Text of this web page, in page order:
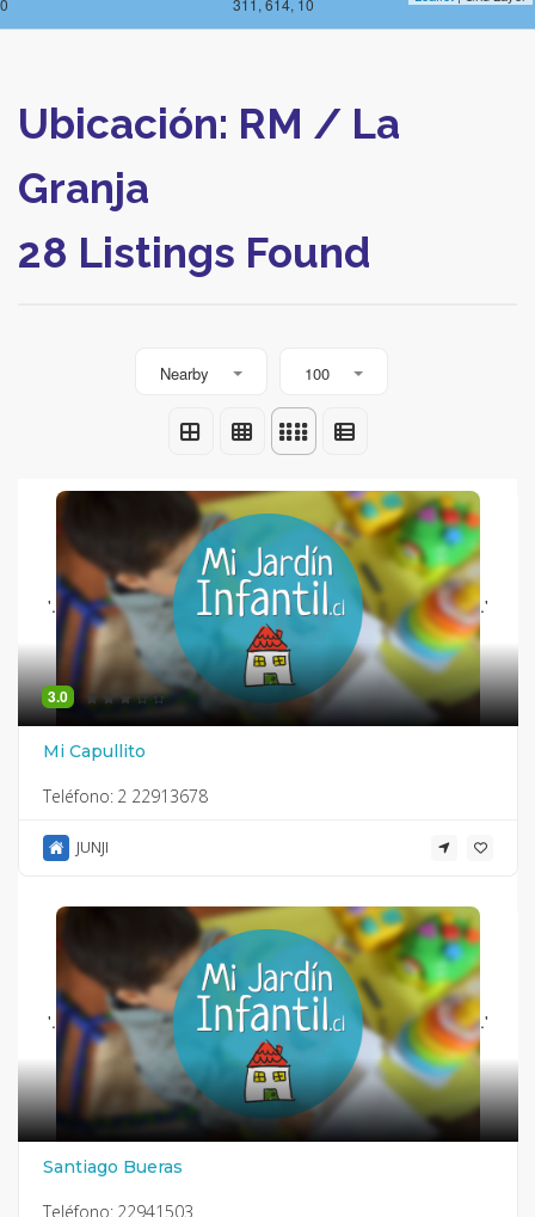
Ubicación: RM / La
Granja
28 Listings Found
Nearby 100
'. .'
3.0
Mi Capullito
Teléfono: 2 22913678
JUNJI
'. .'
Santiago Bueras
Teléfono: 22941503